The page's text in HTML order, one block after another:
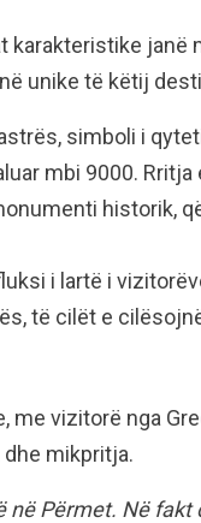
karakteristike janë
unike të këtij
simboli i
mbi 9000.
historik,
i lartë i
të cilët e
vizitorë nga
mikpritja.
në Përmet. Në fakt